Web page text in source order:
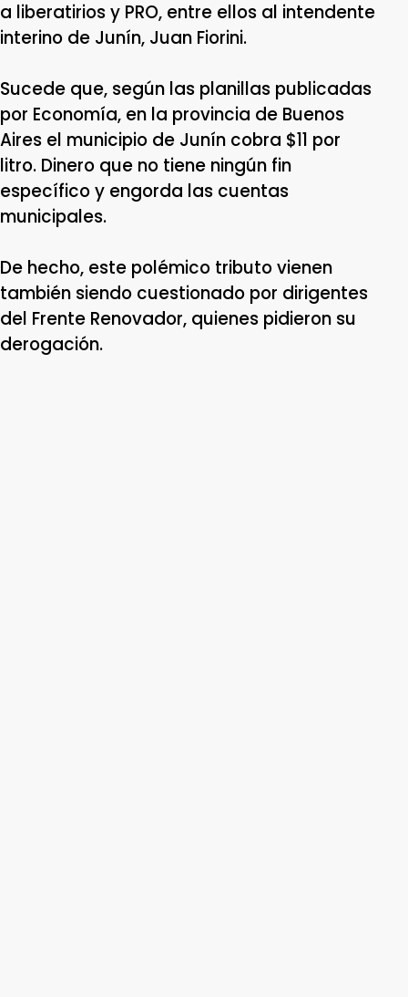
a liberatirios y PRO, entre ellos al intendente
interino de Junín, Juan Fiorini.
Sucede que, según las planillas publicadas
por Economía, en la provincia de Buenos
Aires el municipio de Junín cobra $11 por
litro. Dinero que no tiene ningún fin
específico y engorda las cuentas
municipales.
De hecho, este polémico tributo vienen
también siendo cuestionado por dirigentes
del Frente Renovador, quienes pidieron su
derogación.